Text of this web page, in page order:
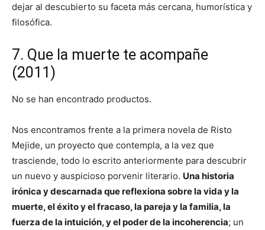
dejar al descubierto su faceta más cercana, humorística y
filosófica.
7. Que la muerte te acompañe
(2011)
No se han encontrado productos.
Nos encontramos frente a la primera novela de Risto
Mejide, un proyecto que contempla, a la vez que
trasciende, todo lo escrito anteriormente para descubrir
un nuevo y auspicioso porvenir literario. Una historia
irónica y descarnada que reflexiona sobre la vida y la
muerte, el éxito y el fracaso, la pareja y la familia, la
fuerza de la intuición, y el poder de la incoherencia; un